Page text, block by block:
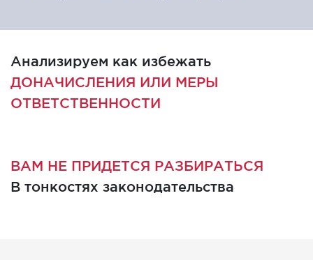
Анализируем как избежать
ДОНАЧИСЛЕНИЯ ИЛИ МЕРЫ
ОТВЕТСТВЕННОСТИ
ВАМ НЕ ПРИДЕТСЯ РАЗБИРАТЬСЯ
В тонкостях законодательства